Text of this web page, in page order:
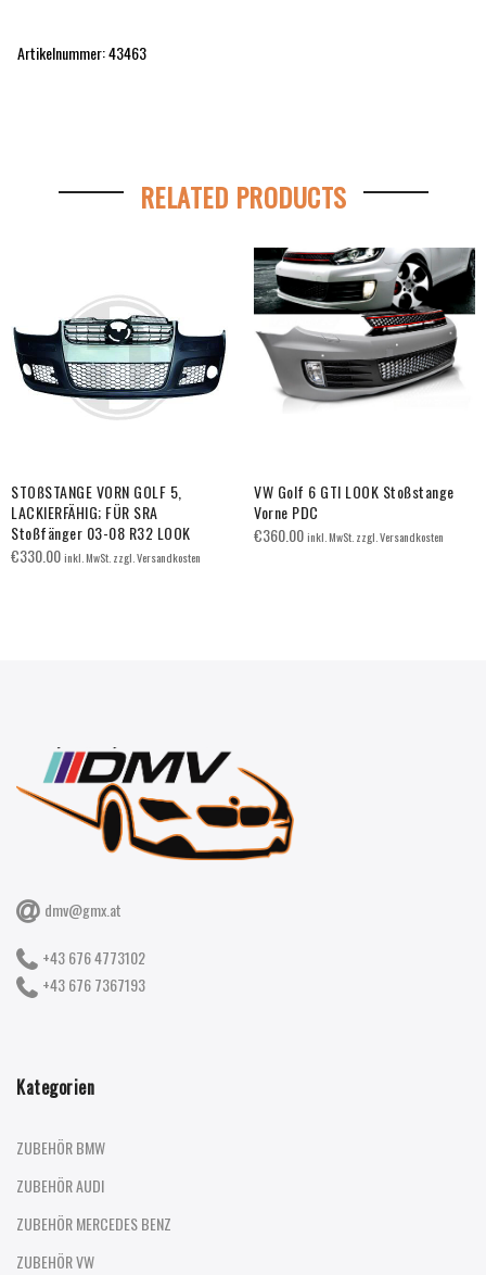
Artikelnummer:43463
RELATED PRODUCTS
STOßSTANGE VORN GOLF 5,
LACKIERFÄHIG; FÜR SRA
Stoßfänger 03-08 R32 LOOK
€330.00inkl. MwSt. zzgl. Versandkosten
VW Golf 6 GTI LOOK Stoßstange
Vorne PDC
€360.00inkl. MwSt. zzgl. Versandkosten
dmv@gmx.at
+43 676 4773102
+43 676 7367193
Kategorien
ZUBEHÖR BMW
ZUBEHÖR AUDI
ZUBEHÖR MERCEDES BENZ
ZUBEHÖR VW